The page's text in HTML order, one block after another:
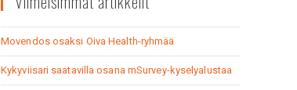
Movendos osaksi Oiva Health-ryhmää
Kykyviisari saatavilla osana mSurvey-kyselyalustaa